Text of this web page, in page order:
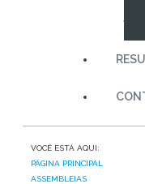
VOCÊ ESTÁ AQUI:
PÁGINA PRINCIPAL
ASSEMBLEIAS